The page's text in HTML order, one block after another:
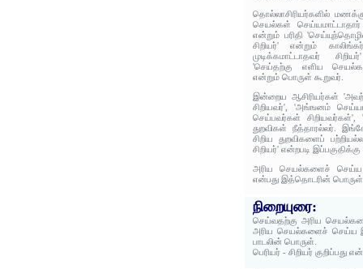
தொல்லாசிரியர்களில்
செயல்கள் செய்யமாட்டாதார்
என்றும் பரிதி
சிறியர்' என்றும்
முடிக்கமாட்டாதவர்
'செய்தற்கு எளிய
என்றும் பொருள் கூறுவர்.
இன்றைய ஆசிரியர்கள்
சிறியவர்', 'அங்ஙனம்
செய்பவர்கள் சிறியவர்கள்',
துறவிகள் நீத்தாரல்லர்.
சிறிய துறவிகளைப்
சிறியர்' என்றபடி
அரிய செயல்களைச் செய்ய
என்பது இத்தொடரின்
நிறையுரை:
செய்வதற்கு அரிய
அரிய செயல்களைச் செய்ய
பாடலின் பொருள்.
பெரியர் - சிறியர் குறிப்பது